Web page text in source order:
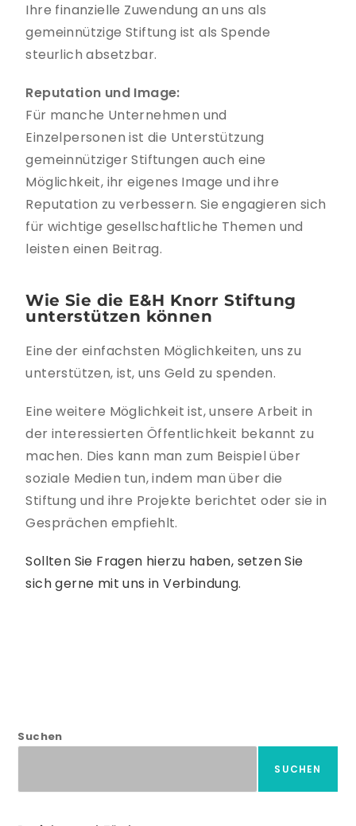
Ihre finanzielle Zuwendung an uns als
gemeinnützige Stiftung ist als Spende
steurlich absetzbar.
Reputation und Image:
Für manche Unternehmen und
Einzelpersonen ist die Unterstützung
gemeinnütziger Stiftungen auch eine
Möglichkeit, ihr eigenes Image und ihre
Reputation zu verbessern. Sie engagieren sich
für wichtige gesellschaftliche Themen und
leisten einen Beitrag.
Wie Sie die E&H Knorr Stiftung
unterstützen können
Eine der einfachsten Möglichkeiten, uns zu
unterstützen, ist, uns Geld zu spenden.
Eine weitere Möglichkeit ist, unsere Arbeit in
der interessierten Öffentlichkeit bekannt zu
machen. Dies kann man zum Beispiel über
soziale Medien tun, indem man über die
Stiftung und ihre Projekte berichtet oder sie in
Gesprächen empfiehlt.
Sollten Sie Fragen hierzu haben, setzen Sie
sich gerne mit uns in Verbindung.
Suchen
SUCHEN